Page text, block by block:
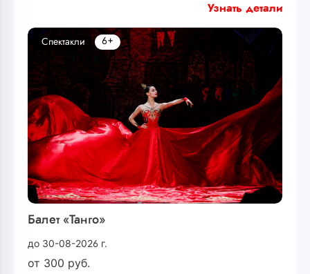
Узнать детали
Балет «Танго»
до 30-08-2026 г.
от 300 руб.
Спектакли 6+